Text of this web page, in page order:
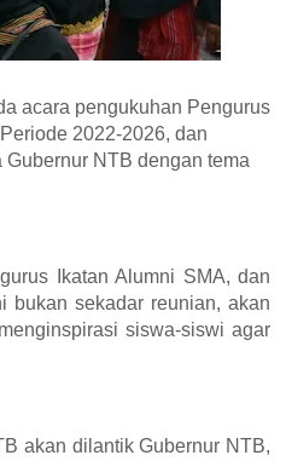
acara pengukuhan Pengurus
2022-2026, dan
NTB dengan tema
Ikatan Alumni SMA, dan
bukan sekadar reunian, akan
siswa-siswi agar
akan dilantik Gubernur NTB,